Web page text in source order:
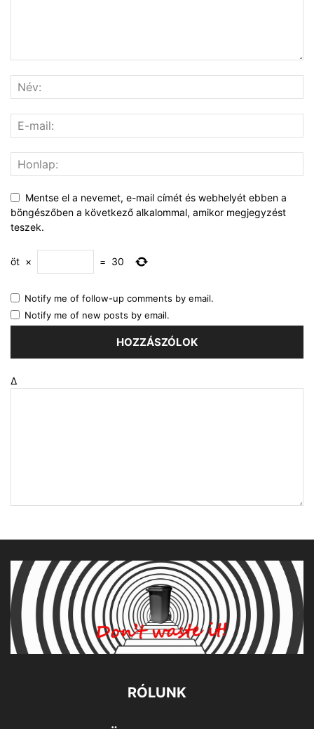
Mentse el a nevemet, e-mail címét és webhelyét ebben a
böngészőben a következő alkalommal, amikor megjegyzést
teszek.
öt × = 30
Notify me of follow-up comments by email.
Notify me of new posts by email.
Δ
RÓLUNK